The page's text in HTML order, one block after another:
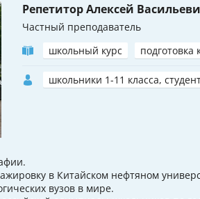
Репетитор Алексей
Частный преподаватель
школьный курс
школьники 1-11 класса,
в Китайском нефтяном
вузов в мире.